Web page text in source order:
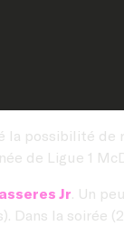
la possibilité
de Ligue 1
Jr. Un
Dans la soirée